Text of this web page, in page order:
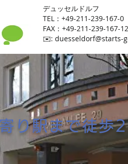
​デュッセルドルフ
TEL：+49-211-239-167-0
FAX：+49-211-239-167-12
​✉️: duesseldorf@starts-
り駅まで徒歩